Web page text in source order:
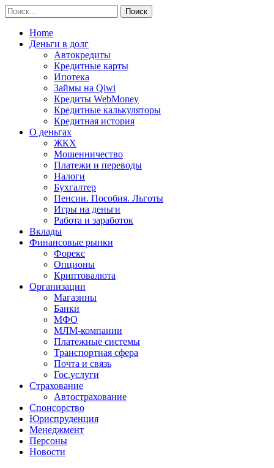
Перейти
к
содержимому
Найти:
Home
Деньги в долг
Автокредиты
Кредитные карты
Ипотека
Займы на Qiwi
Кредиты WebMoney
Кредитные калькуляторы
Кредитная история
О деньгах
ЖКХ
Мошенничество
Платежи и переводы
Налоги
Бухгалтер
Пенсии. Пособия. Льготы
Игры на деньги
Работа и заработок
Вклады
Финансовые рынки
Форекс
Опционы
Криптовалюта
Организации
Магазины
Банки
МФО
МЛМ-компании
Платежные системы
Транспортная сфера
Почта и связь
Гос.услуги
Страхование
Автострахование
Спонсорство
Юриспруденция
Менеджмент
Персоны
Новости